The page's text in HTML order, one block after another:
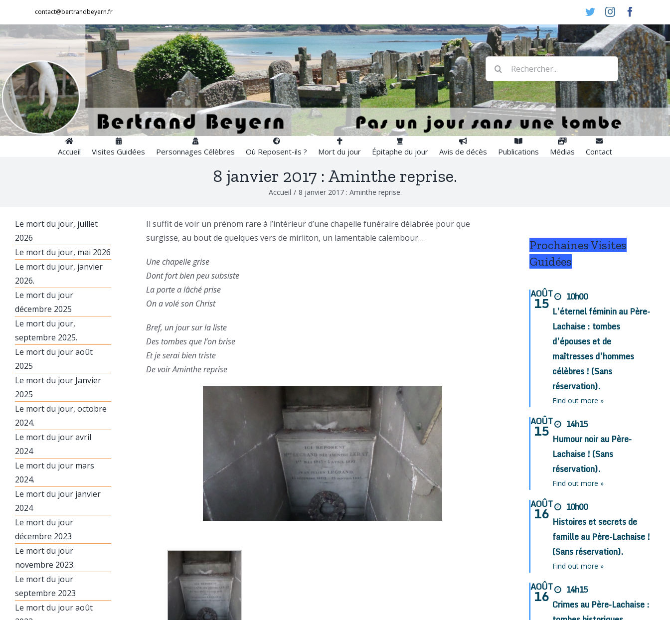
contenu
contact@bertrandbeyern.fr TwitterInstagram
Rechercher:
Accueil Visites Guidées Personnages Célèbres Où Reposent-ils ? Mort du jour Épitaphe du jour Avis de décès Publications Médias Contact
8 janvier 2017 : Aminthe reprise.
Accueil / 8 janvier 2017 : Aminthe reprise.
Il suffit de voir un prénom rare à l’intérieur d’une chapelle funéraire délabrée pour que
surgisse, au bout de quelques vers de mirliton, un lamentable calembour…
Une chapelle grise
Dont fort bien peu subsiste
La porte a lâché prise
On a volé son Christ
Bref, un jour sur la liste
Des tombes que l’on brise
Et je serai bien triste
De voir Aminthe reprise
Le mort du jour, juillet
2026
Le mort du jour, mai 2026
Le mort du jour, janvier
2026.
Le mort du jour
décembre 2025
Le mort du jour,
septembre 2025.
Le mort du jour août
2025
Le mort du jour Janvier
2025
Le mort du jour, octobre
2024.
Le mort du jour avril
2024
Le mort du jour mars
2024.
Le mort du jour janvier
2024
Le mort du jour
décembre 2023
Le mort du jour
novembre 2023.
Le mort du jour
septembre 2023
Le mort du jour août
Prochaines Visites
Guidées
AOÛT
15
10h00
L’éternel féminin au Père-
Lachaise : tombes
d’épouses et de
maîtresses d’hommes
célèbres ! (Sans
réservation).
Find out more »
AOÛT
15
14h15
Humour noir au Père-
Lachaise ! (Sans
réservation).
Find out more »
AOÛT
16
10h00
Histoires et secrets de
famille au Père-Lachaise !
(Sans réservation).
Find out more »
AOÛT
16
14h15
Crimes au Père-Lachaise :